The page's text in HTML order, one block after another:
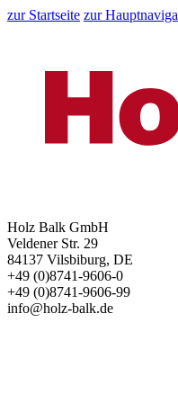
zur Startseite zur
Holz Balk GmbH
Veldener Str. 29
84137 Vilsbiburg, DE
+49 (0)8741-9606-0
+49 (0)8741-9606-99
info@holz-balk.de